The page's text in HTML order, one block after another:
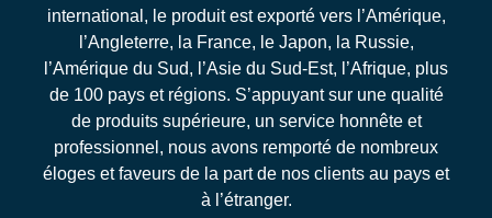
international, le produit est exporté vers l’Amérique,
l’Angleterre, la France, le Japon, la Russie,
l’Amérique du Sud, l’Asie du Sud-Est, l’Afrique, plus
de 100 pays et régions. S’appuyant sur une qualité
de produits supérieure, un service honnête et
professionnel, nous avons remporté de nombreux
éloges et faveurs de la part de nos clients au pays et
à l’étranger.